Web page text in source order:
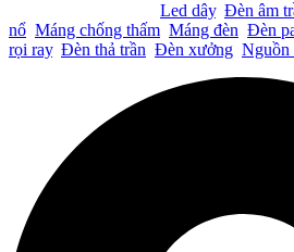
Led dây, Đèn âm
nổ Máng chống thấm Máng đèn Đèn
rọi ray, Đèn thả trần Đèn xưởng Nguồn